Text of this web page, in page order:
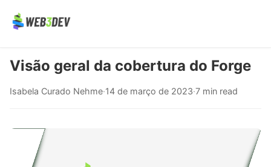
Visão geral da cobertura do Forge
Isabela Curado Nehme·14 de março de 2023·7 min read